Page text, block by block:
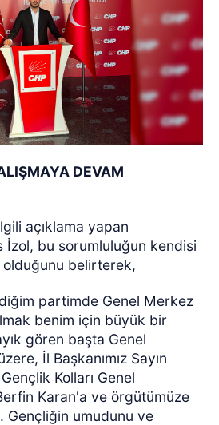
DEVAM
açıklama yapan
İzol, bu sorumluluğun kendisi
belirterek,
partimde Genel Merkez
benim için büyük bir
gören başta Genel
İl Başkanımız Sayın
Gençlik Kolları Genel
Karan'a ve örgütümüze
Gençliğin umudunu ve